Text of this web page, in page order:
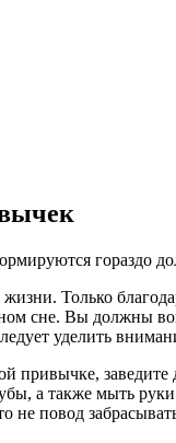
гораздо
жизни. Только
сне. Вы должны
уделить
привычке,
а также мыть
не повод